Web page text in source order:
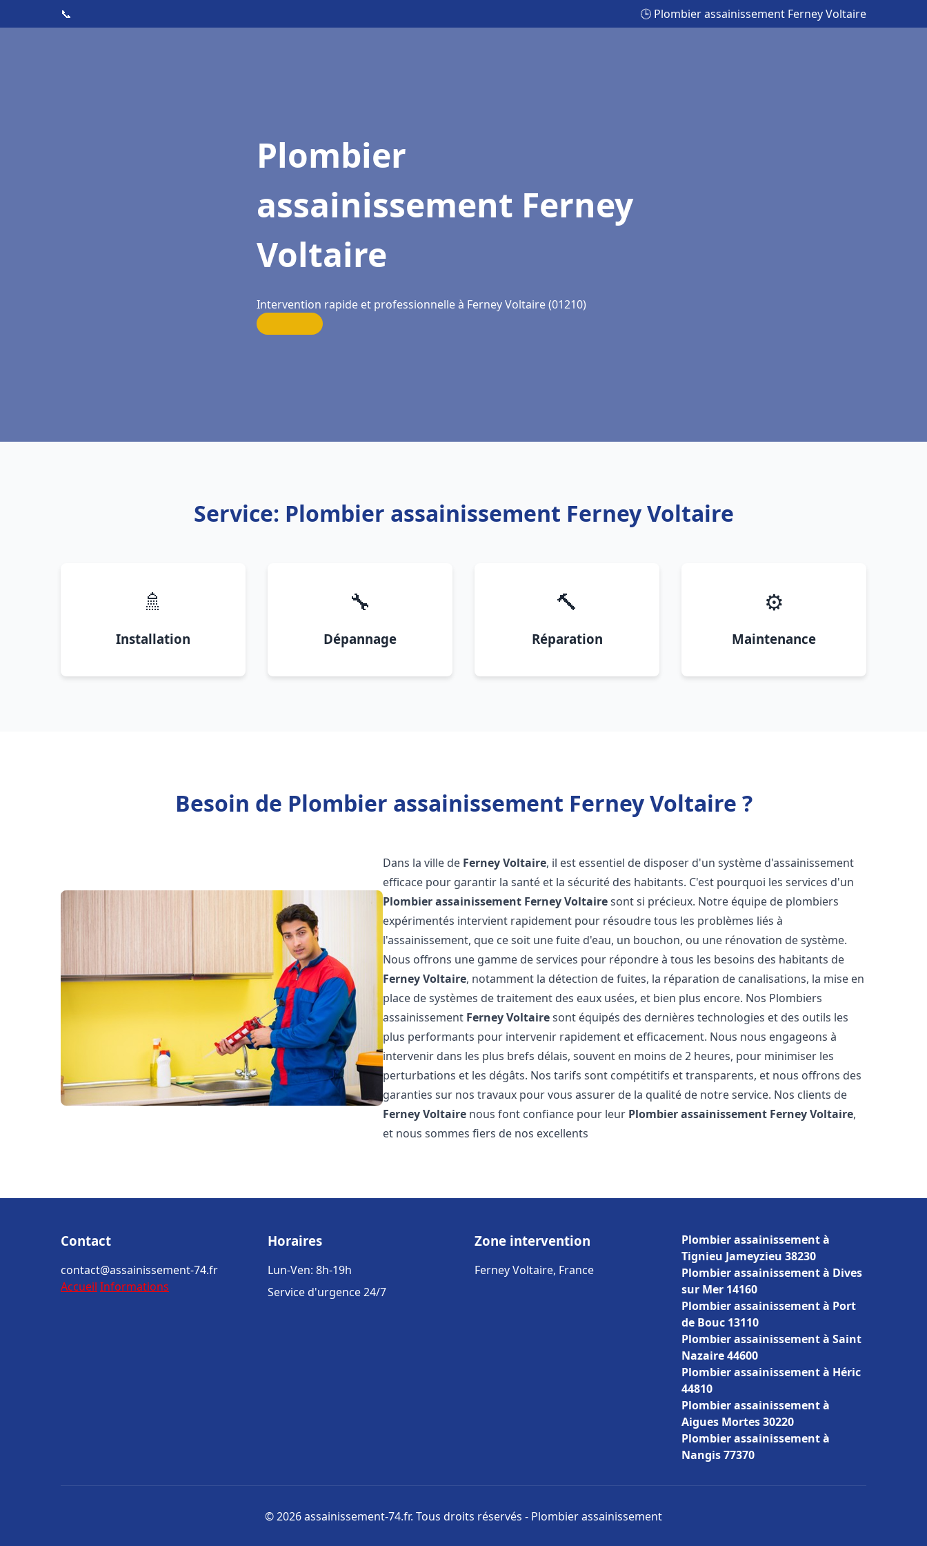
📞 🕒 Plombier assainissement Ferney Voltaire
Plombier
assainissement Ferney
Voltaire
Intervention rapide et professionnelle à Ferney Voltaire (01210)
Service: Plombier assainissement Ferney Voltaire
🚿
Installation
🔧
Dépannage
🔨
Réparation
⚙️
Maintenance
Besoin de Plombier assainissement Ferney Voltaire ?
Dans la ville de Ferney Voltaire, il est essentiel de disposer d'un système d'assainissement
efficace pour garantir la santé et la sécurité des habitants. C'est pourquoi les services d'un
Plombier assainissement Ferney Voltairesont si précieux. Notre équipe de plombiers
expérimentés intervient rapidement pour résoudre tous les problèmes liés à
l'assainissement, que ce soit une fuite d'eau, un bouchon, ou une rénovation de système.
Nous offrons une gamme de services pour répondre à tous les besoins des habitants de
Ferney Voltaire, notamment la détection de fuites, la réparation de canalisations, la mise en
place de systèmes de traitement des eaux usées, et bien plus encore. Nos Plombiers
assainissement Ferney Voltairesont équipés des dernières technologies et des outils les
plus performants pour intervenir rapidement et efficacement. Nous nous engageons à
intervenir dans les plus brefs délais, souvent en moins de 2 heures, pour minimiser les
perturbations et les dégâts. Nos tarifs sont compétitifs et transparents, et nous offrons des
garanties sur nos travaux pour vous assurer de la qualité de notre service. Nos clients de
Ferney Voltaire nous font confiance pour leur Plombier assainissement Ferney Voltaire,
et nous sommes fiers de nos excellents
Contact
contact@assainissement-74.fr
Accueil Informations
Horaires
Lun-Ven: 8h-19h
Service d'urgence 24/7
Zone intervention
Ferney Voltaire, France
Plombier assainissement à
Tignieu Jameyzieu 38230
Plombier assainissement à Dives
sur Mer 14160
Plombier assainissement à Port
de Bouc 13110
Plombier assainissement à Saint
Nazaire 44600
Plombier assainissement à Héric
44810
Plombier assainissement à
Aigues Mortes 30220
Plombier assainissement à
Nangis 77370
© 2026 assainissement-74.fr. Tous droits réservés - Plombier assainissement